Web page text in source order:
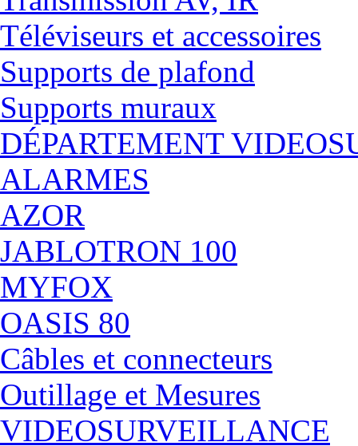
Téléviseurs et accessoires
Supports de plafond
Supports muraux
DÉPARTEMENT
ALARMES
AZOR
JABLOTRON 100
MYFOX
OASIS 80
Câbles et connecteurs
Outillage et Mesures
VIDEOSURVEILLANCE